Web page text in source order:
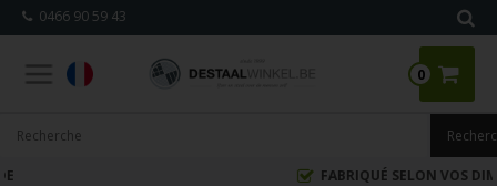
0466 90 59 43
0
FABRIQUÉ SELON VOS DIMENSIONS